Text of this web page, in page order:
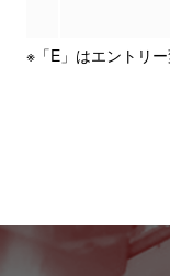
※「E」はエントリ